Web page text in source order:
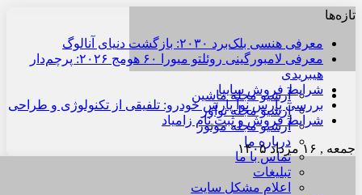
آرشیو مجله ماشین
آرشیو مجله نوآور
آرشیو مجله موتور
درباره ما
تماس با ما
تبلیغات
اعلام مشکل سایت
تازه‌ها
معرفی هنسی بلک‌برد ۲۰۳۰: بازگشت دنیای آنالوگ
معرفی لامبورگینی روئلتو میورا ۶۰ هومج ۲۰۲۶: پرچم‌دار
هیبریدی
شرایط فروش سایپا
بررسی پارس نوآ پارس خودرو: تلفیقی از تکنولوژی و طراحی
شرایط فروش و ثبت نام زامیاد
جمعه , ۱۶ مرداد ۱۴۰۵